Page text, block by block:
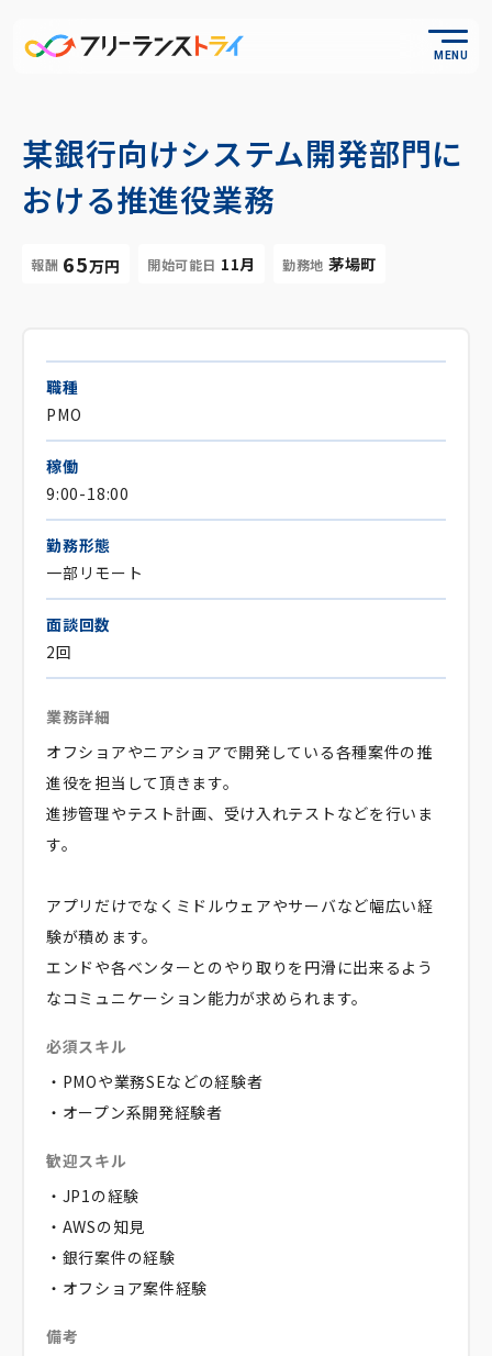
MENU
某銀行向けシステム開発部門に
おける推進役業務
報酬 65万円 開始可能日 11月 勤務地 茅場町
職種
PMO
稼働
9:00-18:00
勤務形態
一部リモート
面談回数
2回
業務詳細
オフショアやニアショアで開発している各種案件の推
進役を担当して頂きます。
進捗管理やテスト計画、受け入れテストなどを行いま
す。
アプリだけでなくミドルウェアやサーバなど幅広い経
験が積めます。
エンドや各ベンターとのやり取りを円滑に出来るよう
なコミュニケーション能力が求められます。
必須スキル
・PMOや業務SEなどの経験者
・オープン系開発経験者
歓迎スキル
・JP1の経験
・AWSの知見
・銀行案件の経験
・オフショア案件経験
備考